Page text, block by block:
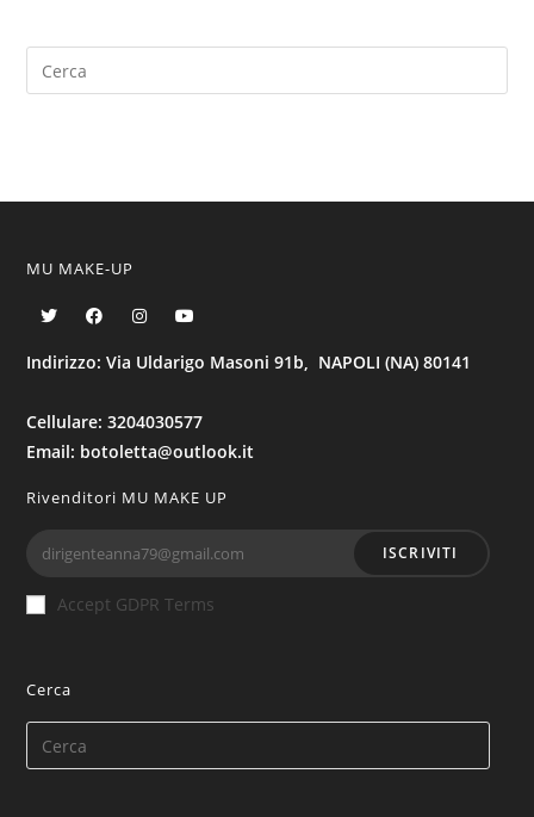
MU MAKE-UP
Indirizzo: Via Uldarigo Masoni 91b, NAPOLI (NA) 80141
Cellulare: 3204030577
Email: botoletta@outlook.it
Rivenditori MU MAKE UP
ISCRIVITI
Accept GDPR Terms
Cerca